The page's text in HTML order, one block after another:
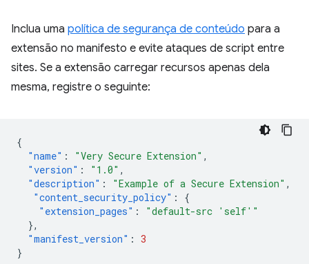
Inclua uma política de segurança de conteúdo para a
extensão no manifesto e evite ataques de script entre
sites. Se a extensão carregar recursos apenas dela
mesma, registre o seguinte:
{
"name" : "Very Secure Extension" ,
"version" : "1.0" ,
"description" : "Example of a Secure Extension" ,
"content_security_policy" :
{
"extension_pages" :
"default-src 'self'"
},
"manifest_version" : 3
}